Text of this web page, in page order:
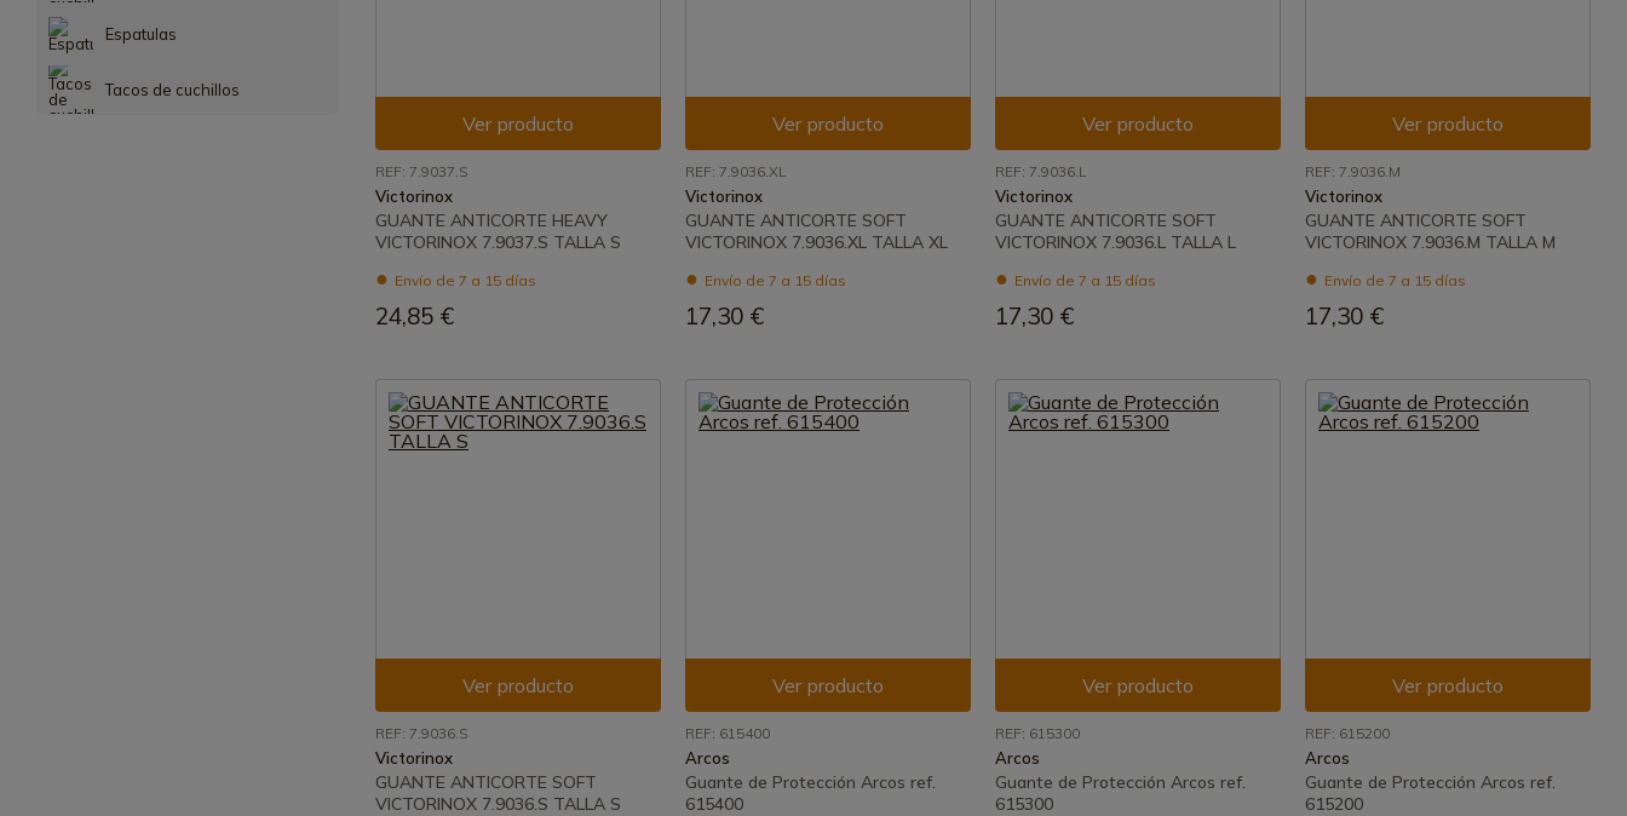
Espatulas
Tacos de cuchillos
Ver producto
REF: 7.9037.S
Victorinox
GUANTE ANTICORTE HEAVY
VICTORINOX 7.9037.S TALLA S
Envío de 7 a 15 días
24,85 €
Ver producto
REF: 7.9036.XL
Victorinox
GUANTE ANTICORTE SOFT
VICTORINOX 7.9036.XL TALLA XL
Envío de 7 a 15 días
17,30 €
Ver producto
REF: 7.9036.L
Victorinox
GUANTE ANTICORTE SOFT
VICTORINOX 7.9036.L TALLA L
Envío de 7 a 15 días
17,30 €
Ver producto
REF: 7.9036.M
Victorinox
GUANTE ANTICORTE SOFT
VICTORINOX 7.9036.M TALLA M
Envío de 7 a 15 días
17,30 €
Ver producto
REF: 7.9036.S
Victorinox
GUANTE ANTICORTE SOFT
VICTORINOX 7.9036.S TALLA S
Ver producto
REF: 615400
Arcos
Guante de Protección Arcos ref.
615400
Ver producto
REF: 615300
Arcos
Guante de Protección Arcos ref.
615300
Ver producto
REF: 615200
Arcos
Guante de Protección Arcos ref.
615200